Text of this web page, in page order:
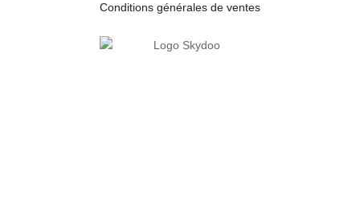
Conditions générales de ventes